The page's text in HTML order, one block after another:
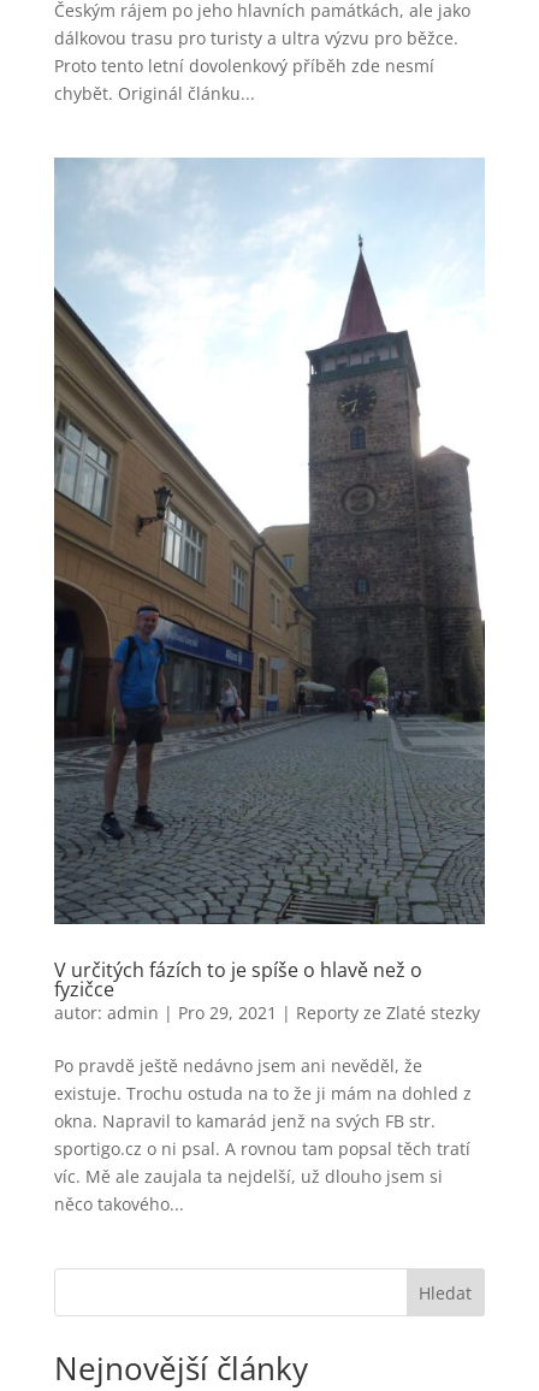
Českým rájem po jeho hlavních památkách, ale jako
dálkovou trasu pro turisty a ultra výzvu pro běžce.
Proto tento letní dovolenkový příběh zde nesmí
chybět. Originál článku...
V určitých fázích to je spíše o hlavě než o
fyzičce
autor: admin | Pro 29, 2021 | Reporty ze Zlaté stezky
Po pravdě ještě nedávno jsem ani nevěděl, že
existuje. Trochu ostuda na to že ji mám na dohled z
okna. Napravil to kamarád jenž na svých FB str.
sportigo.cz o ni psal. A rovnou tam popsal těch tratí
víc. Mě ale zaujala ta nejdelší, už dlouho jsem si
něco takového...
Hledat
Nejnovější články